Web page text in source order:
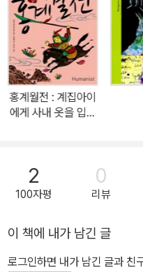
명사에 가깝습니다. 관공서나
동이 등장하지요. 홍길동이
친숙하게 살아 있는 이유를 《
두텁고 공고한 불평등의 사회
홍길동은 보이지 않는 차별이
미를 묻습니다. 의롭지 못한
이상 세계, 율도국의 모습을
습을 꿈꾸게 되지요. 무엇보다 현실의 여러 벽 앞에서 좌절하던 홍길
동이 이를 하나하나 헤쳐 나가
를 실현해 나갈 수 있는 힘을
등과 정의, 희망의 다른 이름으
홍계월전 : 계집아이
에게 사내 옷을 입히
2
100자평
0
리뷰
이 책에 내가 남긴 글
로그인하면 내가 남긴 글과 친